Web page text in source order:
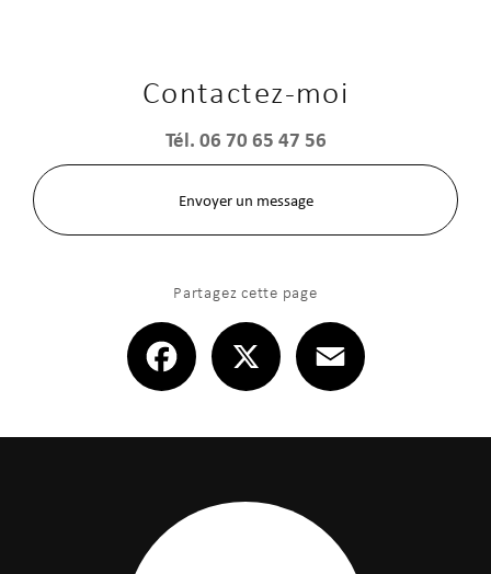
Contactez-moi
Tél.06 70 65 47 56
Envoyer un message
Partagez cette page
Facebook